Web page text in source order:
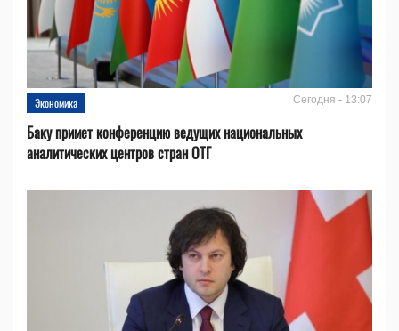
Экономика Сегодня - 13:07
Баку примет конференцию ведущих национальных
аналитических центров стран ОТГ